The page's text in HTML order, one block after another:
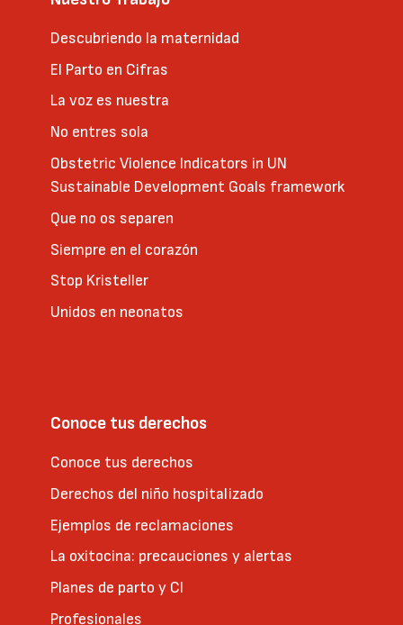
Descubriendo la maternidad
El Parto en Cifras
La voz es nuestra
No entres sola
Obstetric Violence Indicators in UN
Sustainable Development Goals framework
Que no os separen
Siempre en el corazón
Stop Kristeller
Unidos en neonatos
Conoce tus derechos
Conoce tus derechos
Derechos del niño hospitalizado
Ejemplos de reclamaciones
La oxitocina: precauciones y alertas
Planes de parto y CI
Profesionales